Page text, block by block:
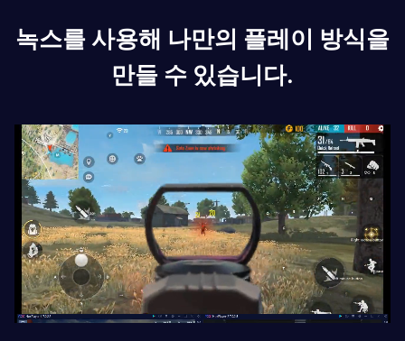
녹스를 사용해 나만의 플레이 방식을
만들 수 있습니다.